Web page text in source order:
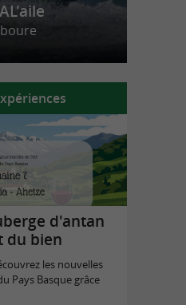
d'antan
du bien
les nouvelles
Pays Basque grâce